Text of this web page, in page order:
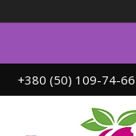
+380 (50) 109-74-66